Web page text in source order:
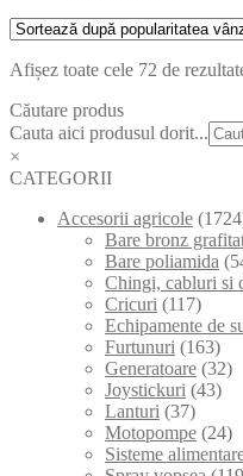
Afișez toate cele 72 de
Căutare produs
Cauta aici produsul dorit...
×
CATEGORII
Accesorii agricole
Bare bronz
Bare poliamida
Chingi, cabluri si
Cricuri (117)
Echipamente de
Furtunuri (163)
Generatoare (32)
Joystickuri (43)
Lanturi (37)
Motopompe (24)
Sisteme